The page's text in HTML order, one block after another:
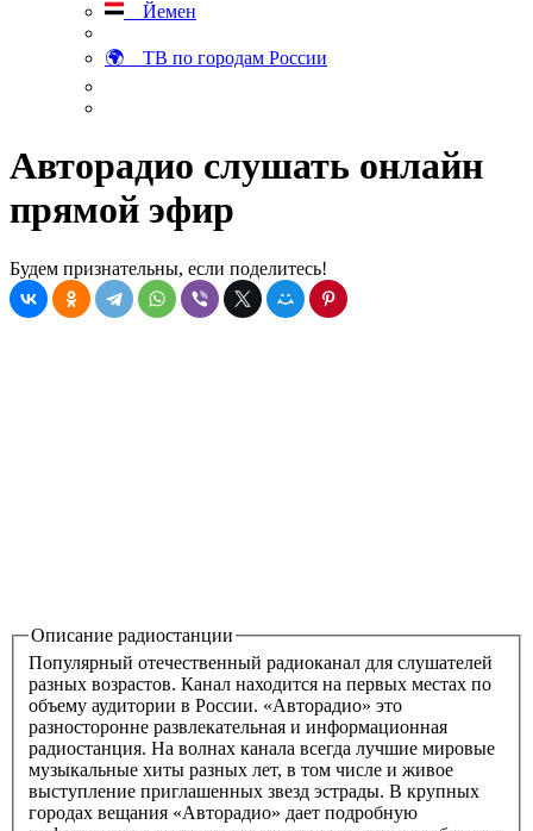
Йемен
🌍 ТВ по городам России
Авторадио слушать онлайн
прямой эфир
Будем признательны, если поделитесь!
Описание радиостанции
Популярный отечественный радиоканал для слушателей
разных возрастов. Канал находится на первых местах по
объему аудитории в России. «Авторадио» это
разносторонне развлекательная и информационная
радиостанция. На волнах канала всегда лучшие мировые
музыкальные хиты разных лет, в том числе и живое
выступление приглашенных звезд эстрады. В крупных
городах вещания «Авторадио» дает подробную